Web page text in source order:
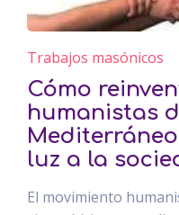
Trabajos masónicos
Cómo
humanistas
luz a la
El movimiento